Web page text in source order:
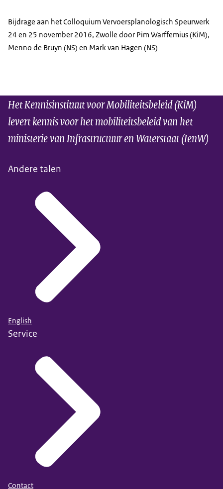
Bijdrage aan het Colloquium Vervoersplanologisch Speurwerk
24 en 25 november 2016, Zwolle door Pim Warffemius (KiM),
Menno de Bruyn (NS) en Mark van Hagen (NS)
Het Kennisinstituut voor Mobiliteitsbeleid (KiM)
levert kennis voor het mobiliteitsbeleid van het
ministerie van Infrastructuur en Waterstaat (IenW)
Andere talen
English
Service
Contact